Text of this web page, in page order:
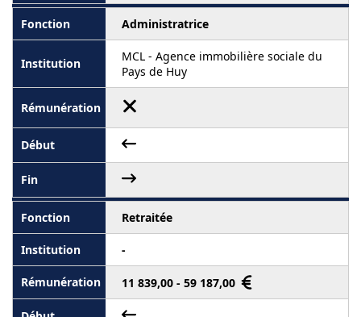
Administratrice
MCL - Agence immobilière sociale du
Pays de Huy
Retraitée
-
11 839,00 - 59 187,00